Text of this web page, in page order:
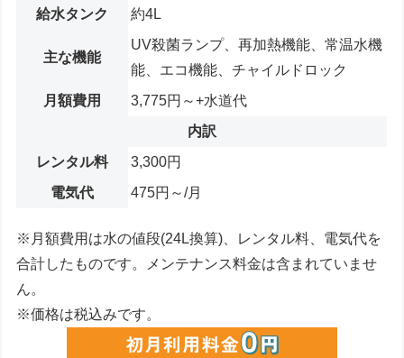
給水タンク
約4L
主な機能
UV殺菌ランプ、再加熱機能、常温水機
能、エコ機能、チャイルドロック
月額費用
3,775円～+水道代
内訳
レンタル料
3,300円
電気代
475円～/月
※月額費用は水の値段(24L換算)、レンタル料、電気代を
合計したものです。メンテナンス料金は含まれていませ
ん。
※価格は税込みです。